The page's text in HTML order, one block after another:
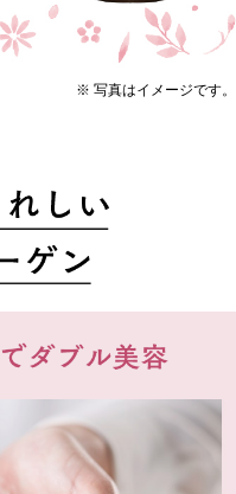
※ 写真はイメージです。